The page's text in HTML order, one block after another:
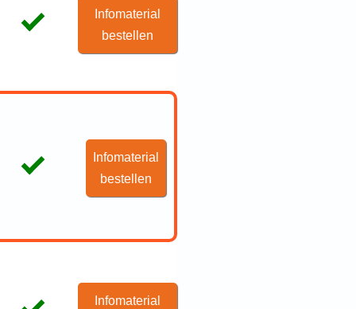
Infomaterial
bestellen
Infomaterial
bestellen
Infomaterial